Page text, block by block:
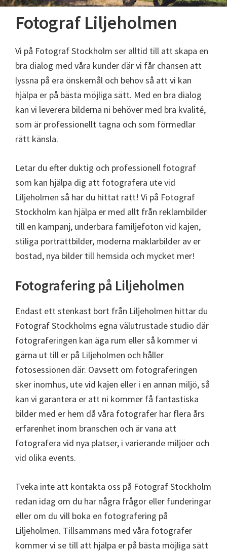
Fotograf Liljeholmen
Vi på Fotograf Stockholm ser alltid till att skapa en
bra dialog med våra kunder där vi får chansen att
lyssna på era önskemål och behov så att vi kan
hjälpa er på bästa möjliga sätt. Med en bra dialog
kan vi leverera bilderna ni behöver med bra kvalité,
som är professionellt tagna och som förmedlar
rätt känsla.
Letar du efter duktig och professionell fotograf
som kan hjälpa dig att fotografera ute vid
Liljeholmen så har du hittat rätt! Vi på Fotograf
Stockholm kan hjälpa er med allt från reklambilder
till en kampanj, underbara familjefoton vid kajen,
stiliga porträttbilder, moderna mäklarbilder av er
bostad, nya bilder till hemsida och mycket mer!
Fotografering på Liljeholmen
Endast ett stenkast bort från Liljeholmen hittar du
Fotograf Stockholms egna välutrustade studio där
fotograferingen kan äga rum eller så kommer vi
gärna ut till er på Liljeholmen och håller
fotosessionen där. Oavsett om fotograferingen
sker inomhus, ute vid kajen eller i en annan miljö, så
kan vi garantera er att ni kommer få fantastiska
bilder med er hem då våra fotografer har flera års
erfarenhet inom branschen och är vana att
fotografera vid nya platser, i varierande miljöer och
vid olika events.
Tveka inte att kontakta oss på Fotograf Stockholm
redan idag om du har några frågor eller funderingar
eller om du vill boka en fotografering på
Liljeholmen. Tillsammans med våra fotografer
kommer vi se till att hjälpa er på bästa möjliga sätt